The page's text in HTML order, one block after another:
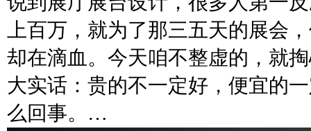
上百万，就为了那三五天的展会
却在滴血。今天咱不整虚的，就
大实话：贵的不一定好，便宜的
么回事。…